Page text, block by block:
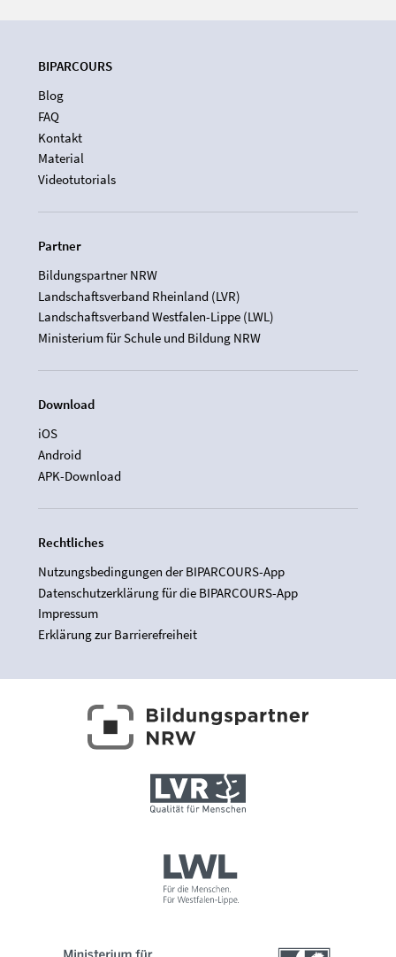
BIPARCOURS
Blog
FAQ
Kontakt
Material
Videotutorials
Partner
Bildungspartner NRW
Landschaftsverband Rheinland (LVR)
Landschaftsverband Westfalen-Lippe (LWL)
Ministerium für Schule und Bildung NRW
Download
iOS
Android
APK-Download
Rechtliches
Nutzungsbedingungen der BIPARCOURS-App
Datenschutzerklärung für die BIPARCOURS-App
Impressum
Erklärung zur Barrierefreiheit